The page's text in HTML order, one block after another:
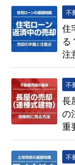
不
住
る
注
不
長
の
重
不